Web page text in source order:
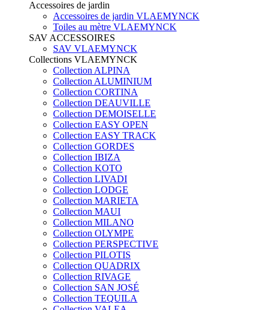
Accessoires de jardin
Accessoires de jardin VLAEMYNCK
Toiles au mètre VLAEMYNCK
SAV ACCESSOIRES
SAV VLAEMYNCK
Collections VLAEMYNCK
Collection ALPINA
Collection ALUMINIUM
Collection CORTINA
Collection DEAUVILLE
Collection DEMOISELLE
Collection EASY OPEN
Collection EASY TRACK
Collection GORDES
Collection IBIZA
Collection KOTO
Collection LIVADI
Collection LODGE
Collection MARIETA
Collection MAUI
Collection MILANO
Collection OLYMPE
Collection PERSPECTIVE
Collection PILOTIS
Collection QUADRIX
Collection RIVAGE
Collection SAN JOSÉ
Collection TEQUILA